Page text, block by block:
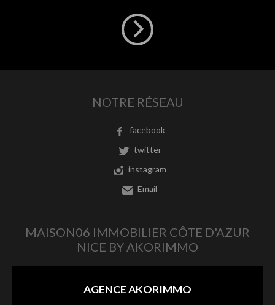
NOTRE RÉSEAU
facebook
twitter
instagram
Email
MAISON06 IMMOBILIER CÔTE D'AZUR
NICE BY AKORIMMO
AGENCE AKORIMMO